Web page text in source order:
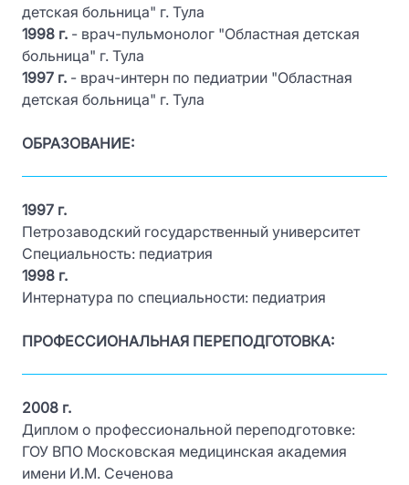
детская больница" г. Тула
1998 г. - врач-пульмонолог "Областная детская
больница" г. Тула
1997 г. - врач-интерн по педиатрии "Областная
детская больница" г. Тула
ОБРАЗОВАНИЕ:
1997 г.
Петрозаводский государственный университет
Специальность: педиатрия
1998 г.
Интернатура по специальности: педиатрия
ПРОФЕССИОНАЛЬНАЯ ПЕРЕПОДГОТОВКА:
2008 г.
Диплом о профессиональной переподготовке:
ГОУ ВПО Московская медицинская академия
имени И.М. Сеченова